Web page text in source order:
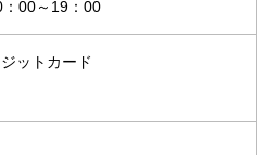
00～19：00
ットカード